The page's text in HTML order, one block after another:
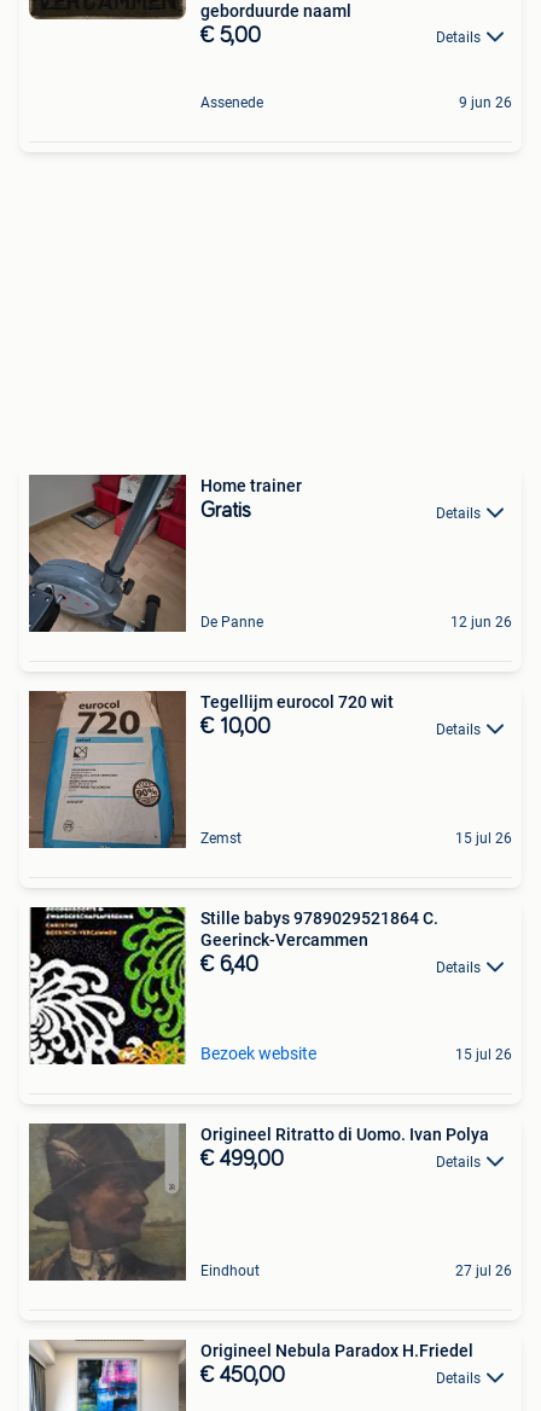
geborduurde naaml
€ 5,00 Details
Assenede 9 jun 26
Home trainer
Gratis Details
De Panne 12 jun 26
Tegellijm eurocol 720 wit
€ 10,00 Details
Zemst 15 jul 26
Stille babys 9789029521864 C.
Geerinck-Vercammen
€ 6,40 Details
Bezoek website 15 jul 26
Origineel Ritratto di Uomo. Ivan Polya
€ 499,00 Details
Eindhout 27 jul 26
Origineel Nebula Paradox H.Friedel
€ 450,00 Details